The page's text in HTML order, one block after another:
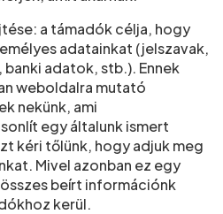
a támadók célja, hogy
adatainkat (jelszavak,
adatok, stb.). Ennek
weboldalra mutató
nekünk, ami
egy általunk ismert
kéri tőlünk, hogy adjuk meg
Mivel azonban ez egy
beírt információnk
kerül.